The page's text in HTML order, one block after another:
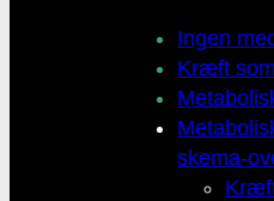
Ingen
Kræft
skema-